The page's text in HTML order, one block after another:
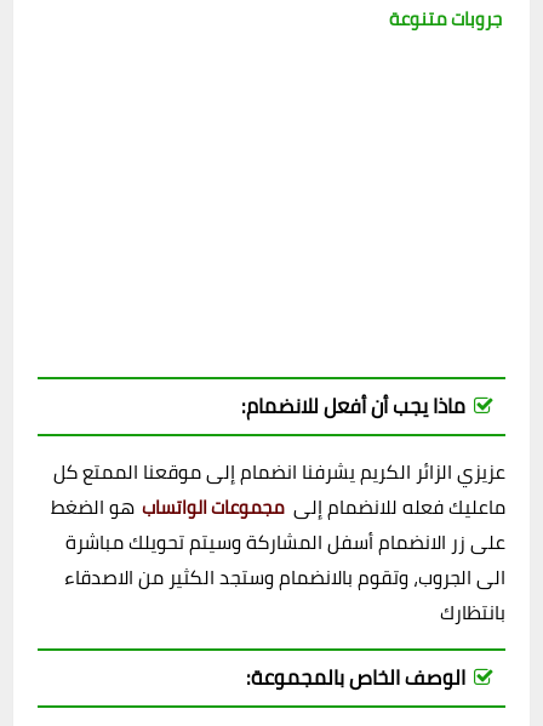
جروبات متنوعة
ماذا يجب أن أفعل للانضمام:
عزيزي الزائر الكريم يشرفنا انضمام إلى موقعنا الممتع كل
ماعليك فعله للانضمام إلى مجموعات الواتساب هو الضغط
على زر الانضمام أسفل المشاركة وسيتم تحويلك مباشرة
الى الجروب، وتقوم بالانضمام وستجد الكثير من الاصدقاء
بانتظارك
الوصف الخاص بالمجموعة: